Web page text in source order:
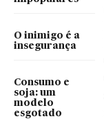
O inimigo é a
insegurança
Consumo e
soja: um
modelo
esgotado